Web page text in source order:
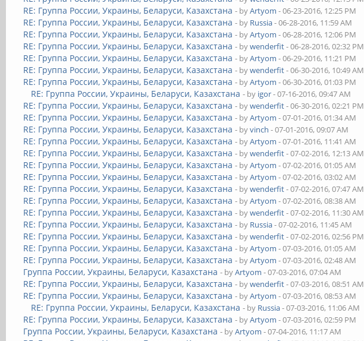
RE: Группа России, Украины, Беларуси, Казахстана - byArtyom - 06-23-2016, 12:25 PM
RE: Группа России, Украины, Беларуси, Казахстана - by Russia- 06-28-2016, 11:59 AM
RE: Группа России, Украины, Беларуси, Казахстана - byArtyom - 06-28-2016, 12:06 PM
RE: Группа России, Украины, Беларуси, Казахстана - bywenderfit- 06-28-2016, 02:32 PM
RE: Группа России, Украины, Беларуси, Казахстана - byArtyom - 06-29-2016, 11:21 PM
RE: Группа России, Украины, Беларуси, Казахстана - bywenderfit- 06-30-2016, 10:49 AM
RE: Группа России, Украины, Беларуси, Казахстана - byArtyom - 06-30-2016, 01:03 PM
RE: Группа России, Украины, Беларуси, Казахстана - by igor- 07-16-2016, 09:47 AM
RE: Группа России, Украины, Беларуси, Казахстана - bywenderfit- 06-30-2016, 02:21 PM
RE: Группа России, Украины, Беларуси, Казахстана - byArtyom - 07-01-2016, 01:34 AM
RE: Группа России, Украины, Беларуси, Казахстана - byvinch - 07-01-2016, 09:07 AM
RE: Группа России, Украины, Беларуси, Казахстана - byArtyom - 07-01-2016, 11:41 AM
RE: Группа России, Украины, Беларуси, Казахстана - bywenderfit- 07-02-2016, 12:13 AM
RE: Группа России, Украины, Беларуси, Казахстана - byArtyom - 07-02-2016, 01:05 AM
RE: Группа России, Украины, Беларуси, Казахстана - byArtyom - 07-02-2016, 03:02 AM
RE: Группа России, Украины, Беларуси, Казахстана - bywenderfit- 07-02-2016, 07:47 AM
RE: Группа России, Украины, Беларуси, Казахстана - byArtyom - 07-02-2016, 08:38 AM
RE: Группа России, Украины, Беларуси, Казахстана - bywenderfit- 07-02-2016, 11:30 AM
RE: Группа России, Украины, Беларуси, Казахстана - by Russia- 07-02-2016, 11:45 AM
RE: Группа России, Украины, Беларуси, Казахстана - bywenderfit- 07-02-2016, 02:56 PM
RE: Группа России, Украины, Беларуси, Казахстана - byArtyom - 07-03-2016, 01:05 AM
RE: Группа России, Украины, Беларуси, Казахстана - byArtyom - 07-03-2016, 02:48 AM
Группа России, Украины, Беларуси, Казахстана - byArtyom - 07-03-2016, 07:04 AM
RE: Группа России, Украины, Беларуси, Казахстана - bywenderfit- 07-03-2016, 08:51 AM
RE: Группа России, Украины, Беларуси, Казахстана - byArtyom - 07-03-2016, 08:53 AM
RE: Группа России, Украины, Беларуси, Казахстана - by Russia- 07-03-2016, 11:06 AM
RE: Группа России, Украины, Беларуси, Казахстана - byArtyom - 07-03-2016, 02:59 PM
Группа России, Украины, Беларуси, Казахстана - byArtyom - 07-04-2016, 11:17 AM